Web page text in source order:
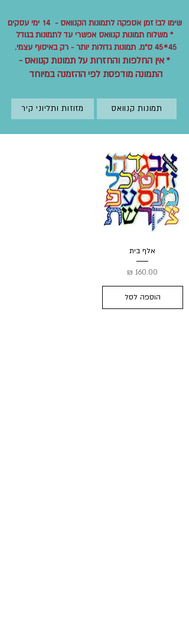
שימו לב!זמן אספקה לתמונות הקנוואס -14 ימי עסקים
* משלוח תמונות קנוואס אפשרי עד לתמונות בגודל
45*45 ס"מ. תמונות גדולות יותר - רק באיסוף עצמי.
* אין החלפות והחזרות על תמונות קנוואס -
התמונה מודפסת לפי ההזמנה במיוחד
תמונות קנוואס מזוזות ותליוני קיר
אלף בית
מחיר
הוספה לסל